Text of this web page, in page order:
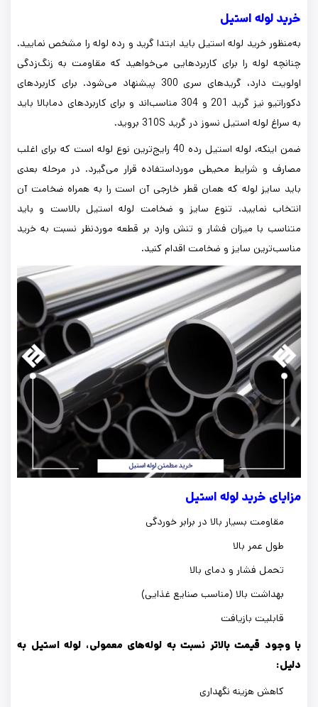
خرید لوله استیل
به‌منظور خرید لوله استیل باید ابتدا گرید و رده لوله را مشخص نمایید.
چنانچه لوله را برای کاربردهایی می‌خواهید که مقاومت به زنگ‌زدگی
اولویت دارد، گریدهای سری 300 پیشنهاد می‌شود. برای کاربردهای
دکوراتیو نیز گرید 201 و 304 مناسب‌اند و برای کاربردهای دمابالا باید
به سراغ لوله استیل نسوز در گرید 310S بروید.
ضمن اینکه، لوله استیل رده 40 رایج‌ترین نوع لوله است که برای اغلب
مصارف و شرایط محیطی مورداستفاده قرار می‌گیرد. در مرحله بعدی
باید سایز لوله که همان قطر خارجی آن است را به همراه ضخامت آن
انتخاب نمایید. تنوع سایز و ضخامت لوله استیل بالاست و باید
متناسب با میزان فشار و تنش وارد بر قطعه موردنظر نسبت به خرید
مناسب‌ترین سایز و ضخامت اقدام کنید.
مزایای خرید لوله استیل
مقاومت بسیار بالا در برابر خوردگی
طول عمر بالا
تحمل فشار و دمای بالا
بهداشت بالا (مناسب صنایع غذایی)
قابلیت بازیافت
با وجود قیمت بالاتر نسبت به لوله‌های معمولی، لوله استیل به
دلیل:
کاهش هزینه نگهداری